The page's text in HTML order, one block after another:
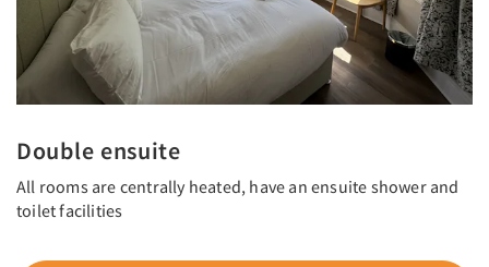
Double ensuite
All rooms are centrally heated, have an ensuite shower and
toilet facilities